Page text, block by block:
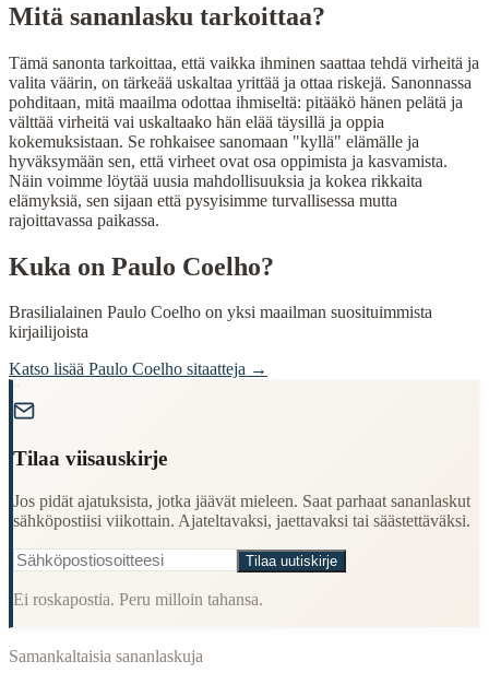
Period:Traditional folk wisdom
Mitä sananlasku tarkoittaa?
Tämä sanonta tarkoittaa, että vaikka ihminen saattaa tehdä virheitä ja
valita väärin, on tärkeää uskaltaa yrittää ja ottaa riskejä. Sanonnassa
pohditaan, mitä maailma odottaa ihmiseltä: pitääkö hänen pelätä ja
välttää virheitä vai uskaltaako hän elää täysillä ja oppia
kokemuksistaan. Se rohkaisee sanomaan "kyllä" elämälle ja
hyväksymään sen, että virheet ovat osa oppimista ja kasvamista.
Näin voimme löytää uusia mahdollisuuksia ja kokea rikkaita
elämyksiä, sen sijaan että pysyisimme turvallisessa mutta
rajoittavassa paikassa.
Kuka on Paulo Coelho?
Brasilialainen Paulo Coelho on yksi maailman suosituimmista
kirjailijoista
Katso lisää Paulo Coelho sitaatteja →
Tilaa viisauskirje
Jos pidät ajatuksista, jotka jäävät mieleen. Saat parhaat sananlaskut
sähköpostiisi viikottain. Ajateltavaksi, jaettavaksi tai säästettäväksi.
Tilaa uutiskirje
Ei roskapostia. Peru milloin tahansa.
Samankaltaisia sananlaskuja